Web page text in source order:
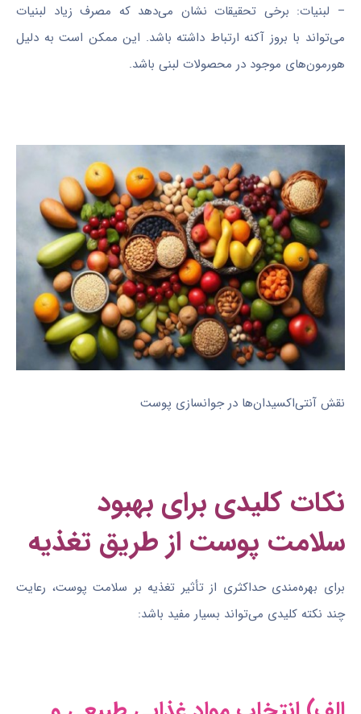
– لبنیات: برخی تحقیقات نشان می‌دهد که مصرف زیاد لبنیات
می‌تواند با بروز آکنه ارتباط داشته باشد. این ممکن است به دلیل
هورمون‌های موجود در محصولات لبنی باشد.
نقش آنتی‌اکسیدان‌ها در جوانسازی پوست
نکات کلیدی برای بهبود
سلامت پوست از طریق تغذیه
برای بهره‌مندی حداکثری از تأثیر تغذیه بر سلامت پوست، رعایت
چند نکته کلیدی می‌تواند بسیار مفید باشد: